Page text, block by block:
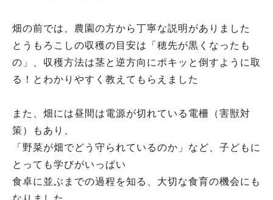
畑の前では、農園の方から丁寧な説明がありました
とうもろこしの収穫の目安は「穂先が黒くなったも
の」、収穫方法は茎と逆方向にポキッと倒すように取
る！とわかりやすく教えてもらえました
また、畑には昼間は電源が切れている電柵（害獣対
策）もあり、
「野菜が畑でどう守られているのか」など、子どもに
とっても学びがいっぱい
食卓に並ぶまでの過程を知る、大切な食育の機会にも